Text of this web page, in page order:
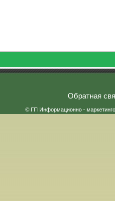
Обратная
© ГП Информационно -